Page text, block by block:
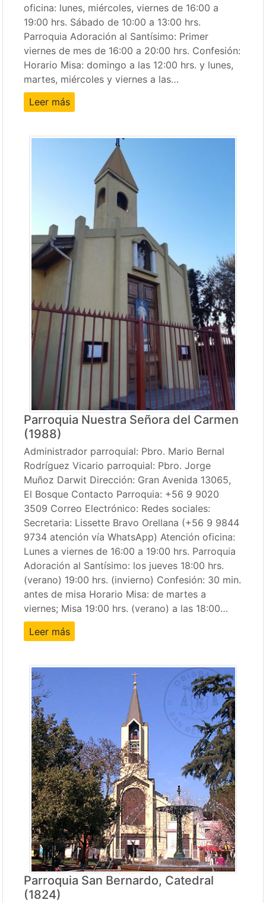
oficina: lunes, miércoles, viernes de 16:00 a
19:00 hrs. Sábado de 10:00 a 13:00 hrs.
Parroquia Adoración al Santísimo: Primer
viernes de mes de 16:00 a 20:00 hrs. Confesión:
Horario Misa: domingo a las 12:00 hrs. y lunes,
martes, miércoles y viernes a las…
Leer más
Parroquia Nuestra Señora del Carmen
(1988)
Administrador parroquial: Pbro. Mario Bernal
Rodríguez Vicario parroquial: Pbro. Jorge
Muñoz Darwit Dirección: Gran Avenida 13065,
El Bosque Contacto Parroquia: +56 9 9020
3509 Correo Electrónico: Redes sociales:
Secretaria: Lissette Bravo Orellana (+56 9 9844
9734 atención vía WhatsApp) Atención oficina:
Lunes a viernes de 16:00 a 19:00 hrs. Parroquia
Adoración al Santísimo: los jueves 18:00 hrs.
(verano) 19:00 hrs. (invierno) Confesión: 30 min.
antes de misa Horario Misa: de martes a
viernes; Misa 19:00 hrs. (verano) a las 18:00…
Leer más
Parroquia San Bernardo, Catedral
(1824)